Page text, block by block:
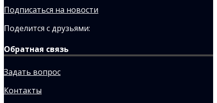
Подписаться на новости
Поделится с друзьями:
Обратная связь
Задать вопрос
Контакты